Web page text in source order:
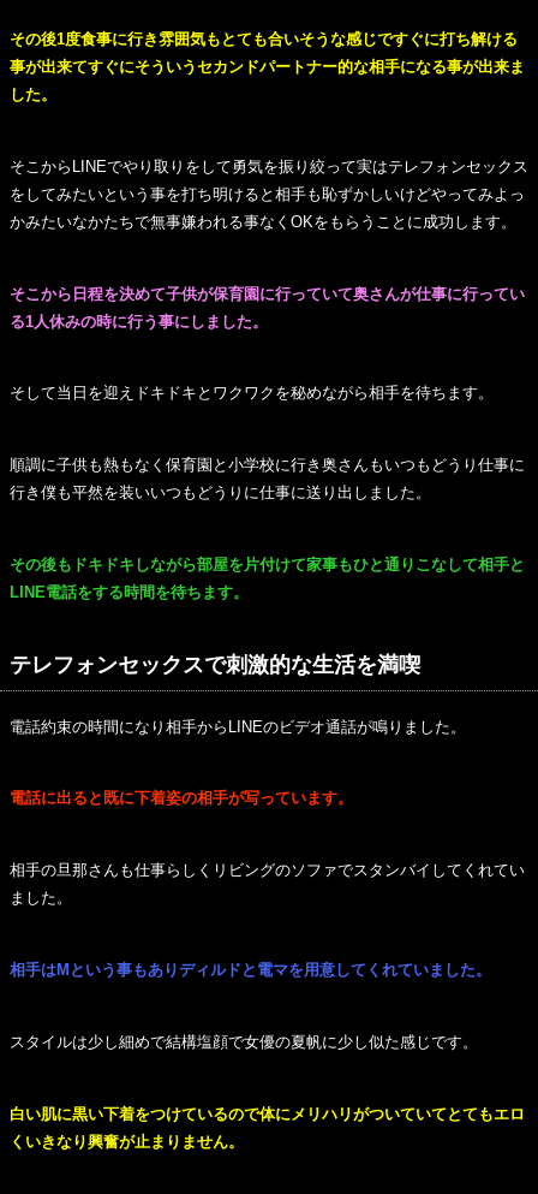
その後1度食事に行き雰囲気もとても合いそうな感じですぐに打ち解ける
事が出来てすぐにそういうセカンドパートナー的な相手になる事が出来ま
した。
そこからLINEでやり取りをして勇気を振り絞って実はテレフォンセックス
をしてみたいという事を打ち明けると相手も恥ずかしいけどやってみよっ
かみたいなかたちで無事嫌われる事なくOKをもらうことに成功します。
そこから日程を決めて子供が保育園に行っていて奥さんが仕事に行ってい
る1人休みの時に行う事にしました。
そして当日を迎えドキドキとワクワクを秘めながら相手を待ちます。
順調に子供も熱もなく保育園と小学校に行き奥さんもいつもどうり仕事に
行き僕も平然を装いいつもどうりに仕事に送り出しました。
その後もドキドキしながら部屋を片付けて家事もひと通りこなして相手と
LINE電話をする時間を待ちます。
テレフォンセックスで刺激的な生活を満喫
電話約束の時間になり相手からLINEのビデオ通話が鳴りました。
電話に出ると既に下着姿の相手が写っています。
相手の旦那さんも仕事らしくリビングのソファでスタンバイしてくれてい
ました。
相手はMという事もありディルドと電マを用意してくれていました。
スタイルは少し細めで結構塩顔で女優の夏帆に少し似た感じです。
白い肌に黒い下着をつけているので体にメリハリがついていてとてもエロ
くいきなり興奮が止まりません。